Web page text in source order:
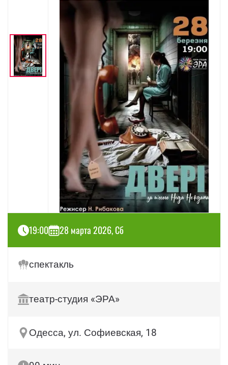
19:00 28 марта 2026, Сб
спектакль
театр-студия «ЭРА»
Одесса, ул. Софиевская, 18